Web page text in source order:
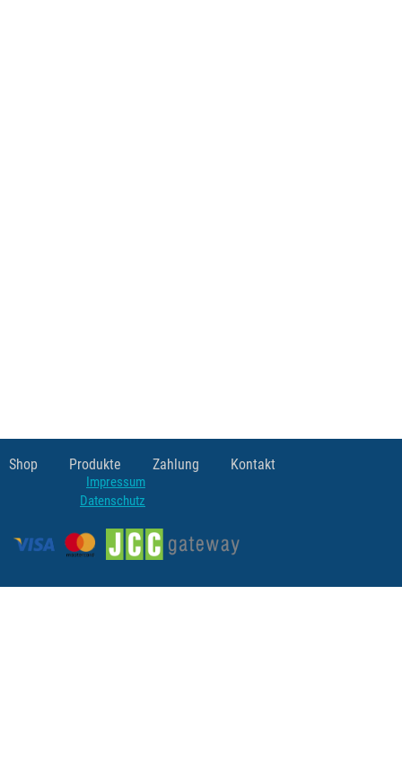
Shop Produkte Zahlung Kontakt
Impressum
Datenschutz